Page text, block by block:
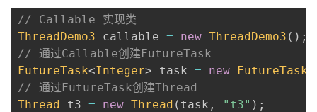
// Callable 实现类
ThreadDemo3 callable = new ThreadDemo3 ( ) ;
// 通过Callable创建FutureTask
FutureTask<Integer> task = new FutureTask
// 通过FutureTask创建Thread
Thread t3 = new Thread ( task , "t3" ) ;